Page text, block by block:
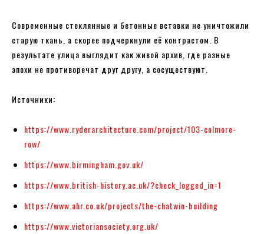
Современные стеклянные и бетонные вставки не уничтожили
старую ткань, а скорее подчеркнули её контрастом. В
результате улица выглядит как живой архив, где разные
эпохи не противоречат друг другу, а сосуществуют.
Источники:
https://www.ryderarchitecture.com/project/103-colmore-
row/
https://www.birmingham.gov.uk/
https://www.british-history.ac.uk/?check_logged_in=1
https://www.ahr.co.uk/projects/the-chatwin-building
https://www.victoriansociety.org.uk/